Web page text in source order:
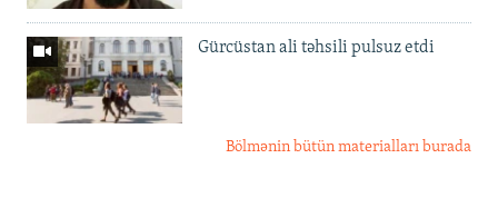
Gürcüstan ali təhsili pulsuz etdi
Bölmənin bütün materialları burada